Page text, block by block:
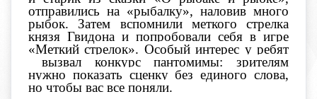
отправились на «рыбалку», наловив много
рыбок. Затем вспомнили меткого стрелка
князя Гвидона и попробовали себя в игре
«Меткий стрелок». Особый интерес у ребят
вызвал конкурс пантомимы: зрителям
нужно показать сценку без единого слова,
но чтобы вас все поняли.